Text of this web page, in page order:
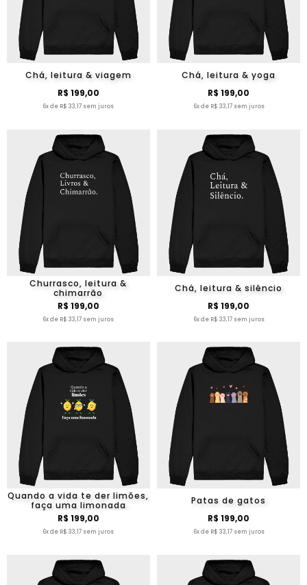
Chá, leitura & viagem
R$ 199,00
6x de R$ 33,17 sem juros
Chá, leitura & yoga
R$ 199,00
6x de R$ 33,17 sem juros
Churrasco, leitura &
chimarrão
R$ 199,00
6x de R$ 33,17 sem juros
Chá, leitura & silêncio
R$ 199,00
6x de R$ 33,17 sem juros
Quando a vida te der limões,
faça uma limonada
R$ 199,00
6x de R$ 33,17 sem juros
Patas de gatos
R$ 199,00
6x de R$ 33,17 sem juros